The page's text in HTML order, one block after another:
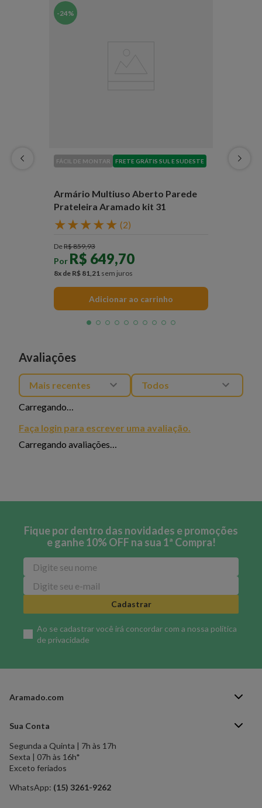
-24%
FÁCIL DE MONTAR FRETE GRÁTIS SUL E SUDESTE
Armário Multiuso Aberto Parede
Prateleira Aramado kit 31
★★★★★ (2)
DeR$859,93
Por R$ 649,70
8x de R$ 81,21 sem juros
Adicionar ao carrinho
Avaliações
Carregando…
Faça login para escrever uma avaliação.
Mais recentes Todos
Carregando avaliações…
Fique por dentro das novidades e promoções
e ganhe 10% OFF na sua 1ª Compra!
Cadastrar
Ao se cadastrar você irá concordar com a nossa política
de privacidade
Aramado.com
Blog Aramado.com
Política de Privacidade
Política de Troca e Devolução
Política de Frete Grátis
Sua Conta
Minha Conta
Meus pedidos
Segunda a Quinta | 7h às 17h
Sexta | 07h às 16h*
Exceto feriados
WhatsApp: (15) 3261-9262